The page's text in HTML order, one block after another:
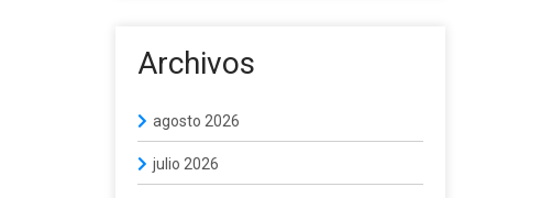
Archivos
agosto 2026
julio 2026